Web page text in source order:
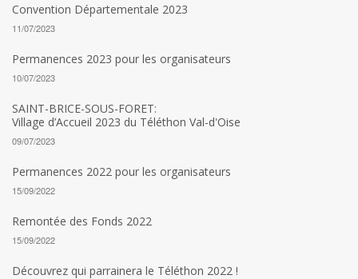
Convention Départementale 2023
11/07/2023
Permanences 2023 pour les organisateurs
10/07/2023
SAINT-BRICE-SOUS-FORET:
Village d’Accueil 2023 du Téléthon Val-d'Oise
09/07/2023
Permanences 2022 pour les organisateurs
15/09/2022
Remontée des Fonds 2022
15/09/2022
Découvrez qui parrainera le Téléthon 2022 !